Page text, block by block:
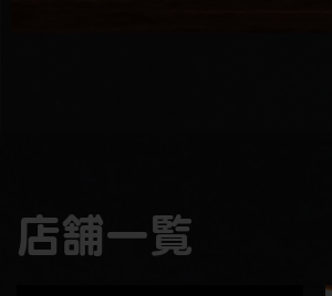
店舗一覧